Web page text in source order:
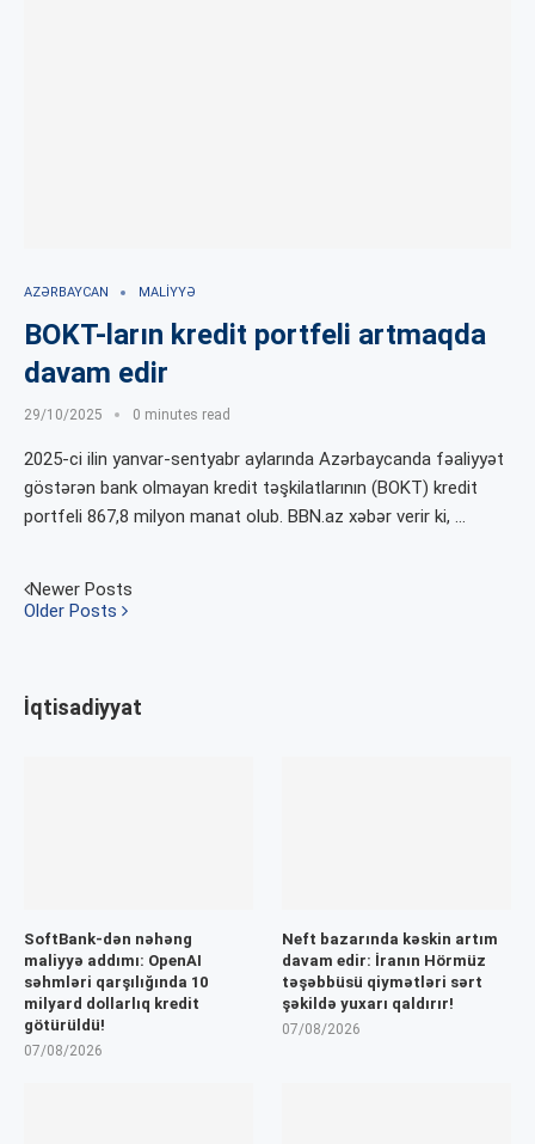
AZƏRBAYCAN MALIYYƏ
BOKT-ların kredit portfeli artmaqda
davam edir
29/10/2025 0 minutes read
2025-ci ilin yanvar-sentyabr aylarında Azərbaycanda fəaliyyət
göstərən bank olmayan kredit təşkilatlarının (BOKT) kredit
portfeli 867,8 milyon manat olub. BBN.az xəbər verir ki, …
Newer Posts
Older Posts
İqtisadiyyat
SoftBank-dən nəhəng
maliyyə addımı: OpenAI
səhmləri qarşılığında 10
milyard dollarlıq kredit
götürüldü!
07/08/2026
Neft bazarında kəskin artım
davam edir: İranın Hörmüz
təşəbbüsü qiymətləri sərt
şəkildə yuxarı qaldırır!
07/08/2026